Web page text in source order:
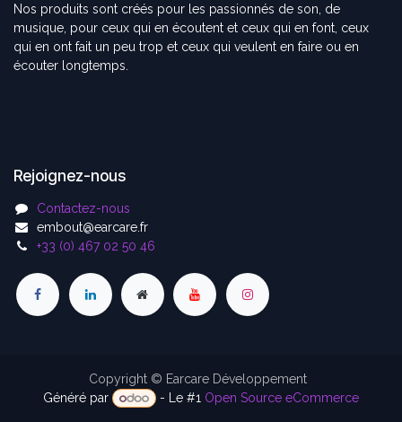
Nos produits sont créés pour les passionnés de son, de
musique, pour ceux qui en écoutent et ceux qui en font, ceux
qui en ont fait un peu trop et ceux qui veulent en faire ou en
écouter longtemps.
Rejoignez-nous
Contactez-nous
embout@earcare.fr
+33 (0) 467 02 50 46
Copyright © Earcare Développement
Généré par
- Le #1 Open Source eCommerce